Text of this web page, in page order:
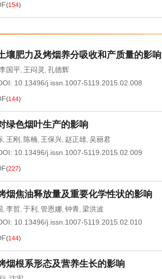
(154)
壤肥力及烤烟养分吸收和产质量的影响
国平, 王闷灵 , 孔德辉
10.13496/j.issn.1007-5119.2015.02.008
(144)
绿色烟叶生产的影响
, 王刚 , 陈楠, 王保兴, 赵正雄, 吴丽君
10.13496/j.issn.1007-5119.2015.02.009
(227)
烟焦油释放量及重要化学性状的影响
, 李哲, 于利 , 管恩娜, 钟青, 梁洪波
10.13496/j.issn.1007-5119.2015.02.010
(144)
烟根系形态及营养生长的影响